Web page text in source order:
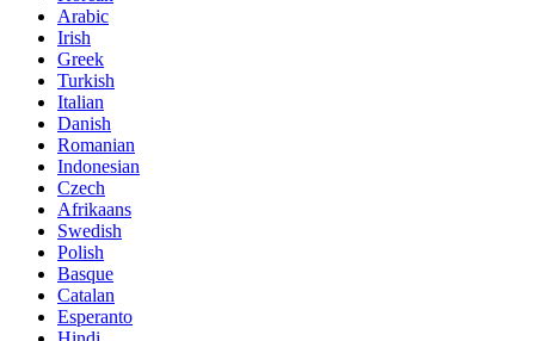
Arabic
Irish
Greek
Turkish
Italian
Danish
Romanian
Indonesian
Czech
Afrikaans
Swedish
Polish
Basque
Catalan
Esperanto